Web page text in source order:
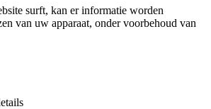
surft, kan er informatie worden
van uw apparaat, onder voorbehoud van